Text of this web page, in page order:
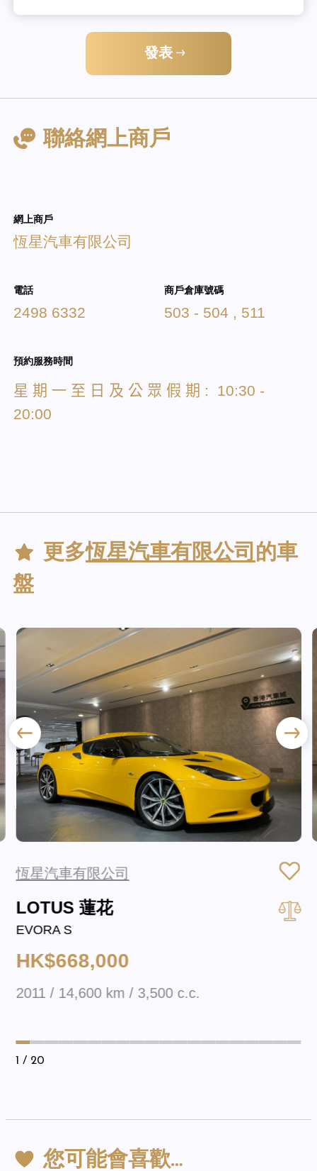
發表
聯絡網上商戶
網上商戶
恆星汽車有限公司
電話
2498 6332
商戶倉庫號碼
503 - 504 , 511
預約服務時間
星 期 一 至 日 及 公 眾 假 期 : 10:30 -
20:00
更多恆星汽車有限公司 的車
盤
恆星汽車有限公司
LOTUS 蓮花
EVORA S
HK$668,000
2011 / 14,600 km / 3,500 c.c.
1 / 20
您可能會喜歡…